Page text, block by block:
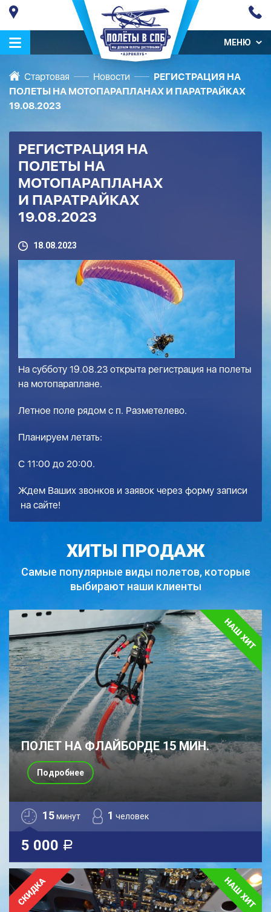
МЕНЮ
Стартовая Новости
РЕГИСТРАЦИЯ НА
ПОЛЕТЫ НА МОТОПАРАПЛАНАХ И ПАРАТРАЙКАХ
19.08.2023
РЕГИСТРАЦИЯ НА
ПОЛЕТЫ НА
МОТОПАРАПЛАНАХ
И ПАРАТРАЙКАХ
19.08.2023
18.08.2023
На субботу 19.08.23 открыта регистрация на полеты
на мотопараплане.
Летное поле рядом с п. Разметелево.
Планируем летать:
С 11:00 до 20:00.
Ждем Ваших звонков и заявок через форму записи
на сайте!
ХИТЫ ПРОДАЖ
Самые популярные виды полетов, которые
выбирают наши клиенты
ПОЛЕТ НА ФЛАЙБОРДЕ 15 МИН.
15минут 1 человек
5 000 a
Подробнее